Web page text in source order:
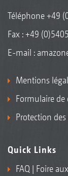
Téléphone+49
Fax : +49
E-mail :
Mentions
Formulaire de
Protection
Quick Links
FAQ | Foire